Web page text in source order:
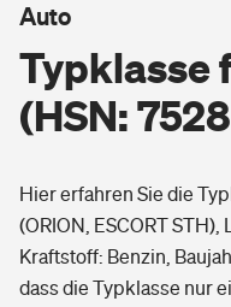
Arbeitsrechtsschutz
Wohnen
Freizeit
Pri­vate Haft­pflicht­
Gesundheit
Typklasse
(HSN:
Auto
Hier erfahren Sie die
(ORION, ESCORT STH),
Kraftstoff: Benzin,
dass die Typklasse nur